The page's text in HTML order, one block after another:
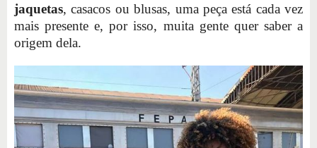
jaquetas, casacos ou blusas, uma peça está cada vez
mais presente e, por isso, muita gente quer saber a
origem dela.